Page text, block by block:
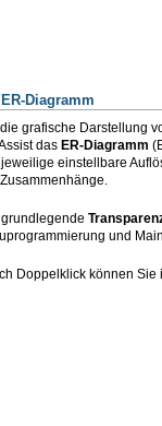
Diagramm
grafische Darstellung
das ER-Diagramm
einstellbare
und
Doppelklick können